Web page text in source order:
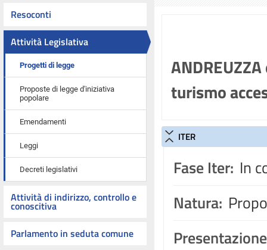
Resoconti
Attività Legislativa
Progetti di legge
Proposte di legge d'iniziativa
popolare
Emendamenti
Leggi
Decreti legislativi
Attività di indirizzo, controllo e
conoscitiva
Parlamento in seduta comune
turismo
ITER
Fase Iter: In
Natura: